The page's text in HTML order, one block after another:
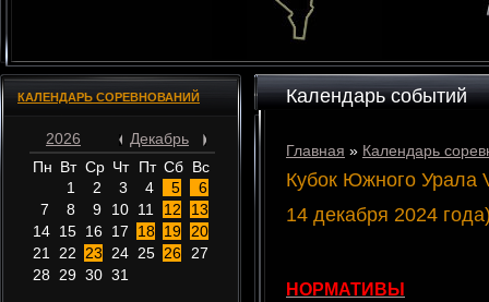
КАЛЕНДАРЬ СОРЕВНОВАНИЙ
2026
Декабрь
Пн Вт Ср Чт Пт Сб Вс
1
2 3 4 5
6
7
8 9 10 11 12
13
14 15 16 17 18 19
20
21
22 23 24 25 26
27
28
29 30 31
Календарь событий
Главная » Календарь
Кубок Южного Урала
14 декабря 2024
НОРМАТИВЫ